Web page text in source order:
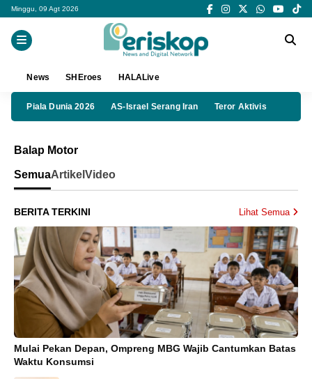
Minggu, 09 Agt 2026
News SHEroes HALALive
Piala Dunia 2026 AS-Israel Serang Iran Teror Aktivis
Balap Motor
SemuaArtikel Video
BERITA TERKINI Lihat Semua
Mulai Pekan Depan, Ompreng MBG Wajib Cantumkan Batas
Waktu Konsumsi